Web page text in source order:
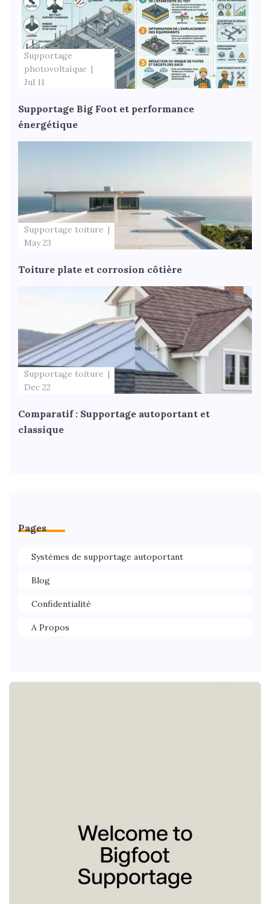
Supportage
photovoltaïque
Jul 11
Supportage Big Foot et performance
énergétique
Supportage toiture
May 23
Toiture plate et corrosion côtière
Supportage toiture
Dec 22
Comparatif : Supportage autoportant et
classique
Pages
Systèmes de supportage autoportant
Blog
Confidentialité
A Propos